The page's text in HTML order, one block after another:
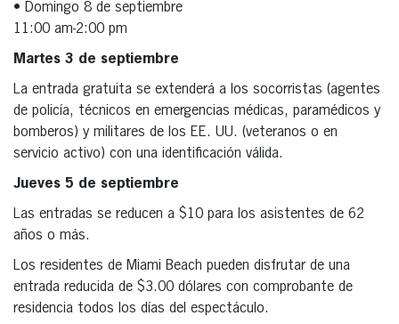
• Domingo 8 de septiembre
11:00 am-2:00 pm
Martes 3 de septiembre
La entrada gratuita se extenderá a los socorristas (agentes
de policía, técnicos en emergencias médicas, paramédicos y
bomberos) y militares de los EE. UU. (veteranos o en
servicio activo) con una identificación válida.
Jueves 5 de septiembre
Las entradas se reducen a $10 para los asistentes de 62
años o más.
Los residentes de Miami Beach pueden disfrutar de una
entrada reducida de $3.00 dólares con comprobante de
residencia todos los días del espectáculo.